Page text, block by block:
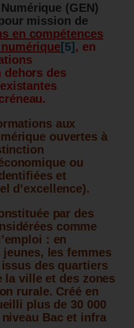
(GEN)
mission de
en compétences
[5] , en
dehors des
aux
ouvertes à
ou
et
d’excellence).
par des
comme
: en
les femmes
des quartiers
la ville et des zones
rurale. Créé en
plus de 30 000
niveau Bac et infra